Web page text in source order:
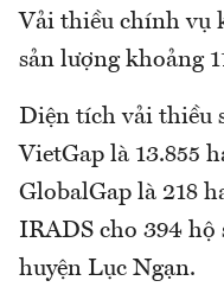
Vải thiều chính vụ
sản lượng khoảng
Diện tích vải thiều
VietGap là 13.855
GlobalGap là 218
IRADS cho 394
huyện Lục Ngạn.